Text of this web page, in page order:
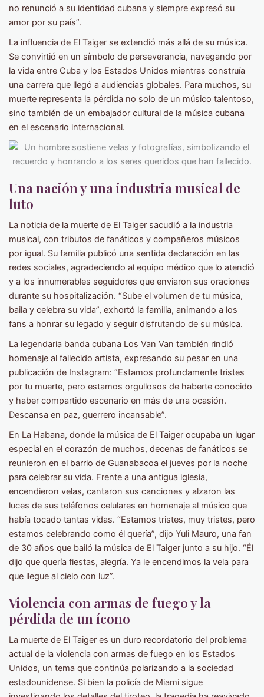
no renunció a su identidad cubana y siempre expresó su
amor por su país”.
La influencia de El Taiger se extendió más allá de su música.
Se convirtió en un símbolo de perseverancia, navegando por
la vida entre Cuba y los Estados Unidos mientras construía
una carrera que llegó a audiencias globales. Para muchos, su
muerte representa la pérdida no solo de un músico talentoso,
sino también de un embajador cultural de la música cubana
en el escenario internacional.
Una nación y una industria musical de
luto
La noticia de la muerte de El Taiger sacudió a la industria
musical, con tributos de fanáticos y compañeros músicos
por igual. Su familia publicó una sentida declaración en las
redes sociales, agradeciendo al equipo médico que lo atendió
y a los innumerables seguidores que enviaron sus oraciones
durante su hospitalización. “Sube el volumen de tu música,
baila y celebra su vida”, exhortó la familia, animando a los
fans a honrar su legado y seguir disfrutando de su música.
La legendaria banda cubana Los Van Van también rindió
homenaje al fallecido artista, expresando su pesar en una
publicación de Instagram: “Estamos profundamente tristes
por tu muerte, pero estamos orgullosos de haberte conocido
y haber compartido escenario en más de una ocasión.
Descansa en paz, guerrero incansable”.
En La Habana, donde la música de El Taiger ocupaba un lugar
especial en el corazón de muchos, decenas de fanáticos se
reunieron en el barrio de Guanabacoa el jueves por la noche
para celebrar su vida. Frente a una antigua iglesia,
encendieron velas, cantaron sus canciones y alzaron las
luces de sus teléfonos celulares en homenaje al músico que
había tocado tantas vidas. “Estamos tristes, muy tristes, pero
estamos celebrando como él quería”, dijo Yuli Mauro, una fan
de 30 años que bailó la música de El Taiger junto a su hijo. “Él
dijo que quería fiestas, alegría. Ya le encendimos la vela para
que llegue al cielo con luz”.
Violencia con armas de fuego y la
pérdida de un ícono
La muerte de El Taiger es un duro recordatorio del problema
actual de la violencia con armas de fuego en los Estados
Unidos, un tema que continúa polarizando a la sociedad
estadounidense. Si bien la policía de Miami sigue